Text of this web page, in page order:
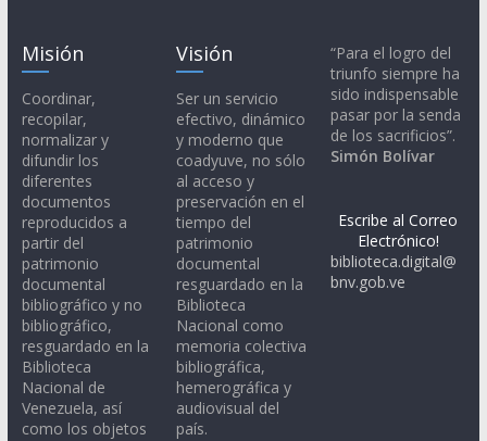
Misión
Coordinar,
recopilar,
normalizar y
difundir los
diferentes
documentos
reproducidos a
partir del
patrimonio
documental
bibliográfico y no
bibliográfico,
resguardado en la
Biblioteca
Nacional de
Venezuela, así
como los objetos
Visión
Ser un servicio
efectivo, dinámico
y moderno que
coadyuve, no sólo
al acceso y
preservación en el
tiempo del
patrimonio
documental
resguardado en la
Biblioteca
Nacional como
memoria colectiva
bibliográfica,
hemerográfica y
audiovisual del
país.
“Para el logro del
triunfo siempre ha
sido indispensable
pasar por la senda
de los sacrificios”.
Simón Bolívar
Escribe al Correo
Electrónico!
biblioteca.digital@
bnv.gob.ve